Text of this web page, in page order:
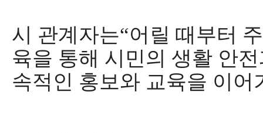
시 관계자는“어릴 때부터
육을 통해 시민의 생활 안
속적인 홍보와 교육을 이어